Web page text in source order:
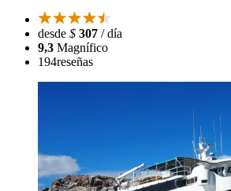
desde $ 307 / día
9,3 Magnífico
194reseñas